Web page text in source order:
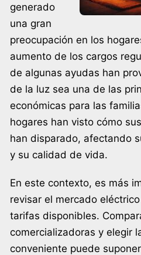
generado
una gran
preocupación en los
aumento de los cargos
de algunas ayudas han
de la luz sea una de las
económicas para las
hogares han visto cómo
han disparado, afectando
y su calidad de vida.
En este contexto, es más
revisar el mercado
tarifas disponibles.
comercializadoras y elegir
conveniente puede